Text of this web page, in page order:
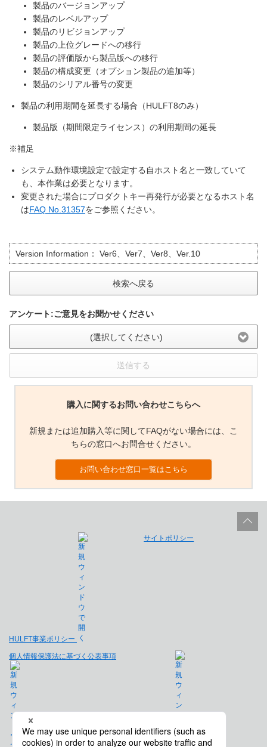
製品のバージョンアップ
製品のレベルアップ
製品のリビジョンアップ
製品の上位グレードへの移行
製品の評価版から製品版への移行
製品の構成変更（オプション製品の追加等）
製品のシリアル番号の変更
製品の利用期間を延長する場合（HULFT8のみ）
製品版（期間限定ライセンス）の利用期間の延長
※補足
システム動作環境設定で設定する自ホスト名と一致していて
も、本作業は必要となります。
変更された場合にプロダクトキー再発行が必要となるホスト名
はFAQ No.31357をご参照ください。
Version Information： Ver6、Ver7、Ver8、Ver.10
検索へ戻る
アンケート:ご意見をお聞かせください
(選択してください)
送信する
購入に関するお問い合わせこちらへ
新規または追加購入等に関してFAQがない場合には、こ
ちらの窓口へお問合せください。
お問い合わせ窓口一覧はこちら
HULFT事業ポリシー
サイトポリシー
個人情報保護法に基づく公表事項